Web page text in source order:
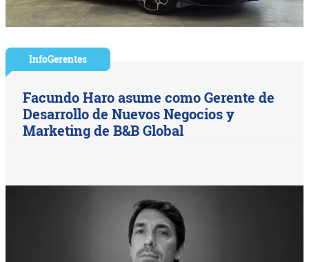
InfoGerentes
Facundo Haro asume como Gerente de
Desarrollo de Nuevos Negocios y
Marketing de B&B Global